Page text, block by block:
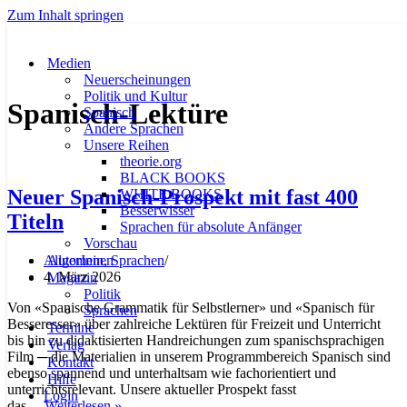
Zum Inhalt springen
Medien
Neuerscheinungen
Politik und Kultur
Spanisch
Andere Sprachen
Unsere Reihen
theorie.org
BLACK BOOKS
WHITE BOOKS
Besserwisser
Sprachen für absolute Anfänger
Vorschau
AutorInnen
Magazin
Politik
Sprachen
Termine
Verlag
Kontakt
Hilfe
Login
Spanisch-Lektüre
Neuer Spanisch-Prospekt mit fast 400
Titeln
Allgemein,Sprachen
4. März 2026
Von «Spanische Grammatik für Selbstlerner» und «Spanisch für
Besseresser» über zahlreiche Lektüren für Freizeit und Unterricht
bis hin zu didaktisierten Handreichungen zum spanischsprachigen
Film ─ die Materialien in unserem Programmbereich Spanisch sind
ebenso spannend und unterhaltsam wie fachorientiert und
unterrichtsrelevant. Unsere aktueller Prospekt fasst